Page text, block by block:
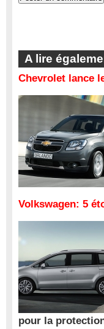
A lire
Chevrolet lance
Volkswagen: 5
pour la